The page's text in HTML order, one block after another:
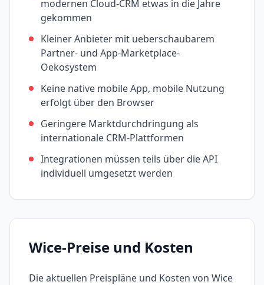
modernen Cloud-CRM etwas in die Jahre
gekommen
Kleiner Anbieter mit ueberschaubarem
Partner- und App-Marketplace-
Oekosystem
Keine native mobile App, mobile Nutzung
erfolgt über den Browser
Geringere Marktdurchdringung als
internationale CRM-Plattformen
Integrationen müssen teils über die API
individuell umgesetzt werden
Wice-Preise und Kosten
Die aktuellen Preispläne und Kosten von Wice